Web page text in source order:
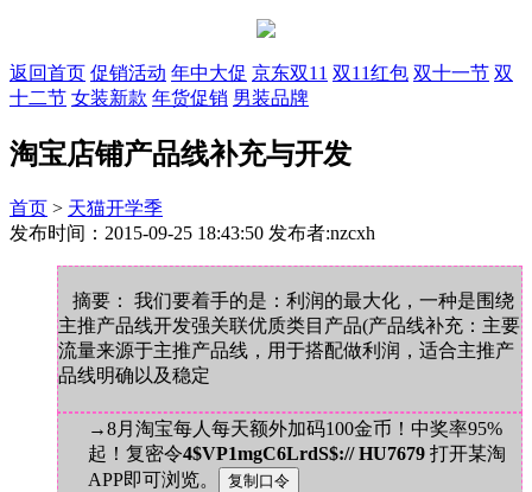
返回首页 促销活动 年中大促 京东双11 双11红包 双十一节 双
十二节 女装新款 年货促销 男装品牌
淘宝店铺产品线补充与开发
首页 > 天猫开学季
发布时间：2015-09-25 18:43:50 发布者:nzcxh
摘要： 我们要着手的是：利润的最大化，一种是围绕
主推产品线开发强关联优质类目产品(产品线补充：主要
流量来源于主推产品线，用于搭配做利润，适合主推产
品线明确以及稳定
→8月淘宝每人每天额外加码100金币！中奖率95%
起！复密令4$VP1mgC6LrdS$:// HU7679 打开某淘
APP即可浏览。